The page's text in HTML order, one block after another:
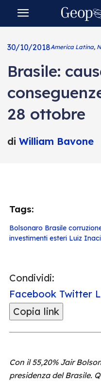
30/10/2018America Latina,
Brasile:
28 ottobre
di William Bavone
Tags:
Bolsonaro Brasile
investimenti esteri Luiz
Condividi:
Facebook Twitter
Copia link
Con il 55,20% Jair
presidenza del Brasile.